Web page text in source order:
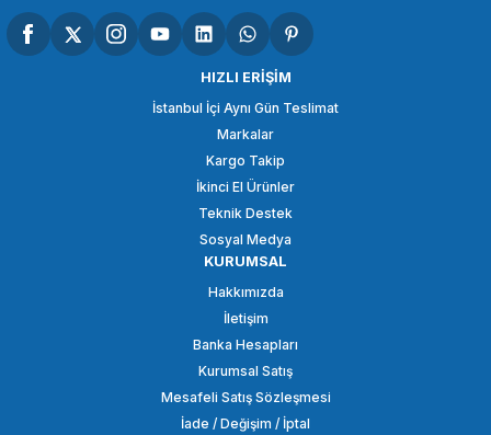
OEM
OEM Marka Nikon D5100/D5200/D5300 Lcd Koruma Camı
SEPETE EKLE
OEM Marka Nikon D7000 Lcd Koruma Camı
HIZLI ERİŞİM
İstanbul İçi Aynı Gün Teslimat
Markalar
Kargo Takip
İkinci El Ürünler
Teknik Destek
Sosyal Medya
KURUMSAL
Hakkımızda
İletişim
Banka Hesapları
Kurumsal Satış
Mesafeli Satış Sözleşmesi
İade / Değişim / İptal